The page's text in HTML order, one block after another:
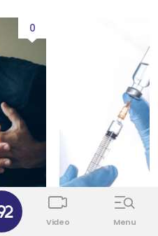
0
AKTUELNO
Video Menu